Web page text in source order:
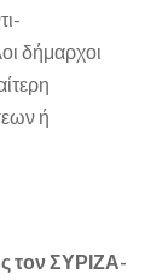
δήμαρχοι
ή
τον ΣΥΡΙΖΑ-